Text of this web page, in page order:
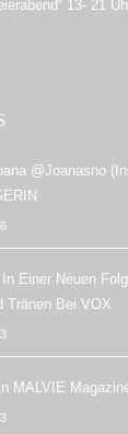
13- 21
@joanasno
Einer Neuen
Tränen Bei VOX
MALVIE